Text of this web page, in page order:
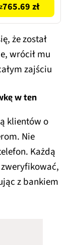
765.69 zł
że został
wrócił mu
zajściu
w ten
klientów o
Nie
Każdą
z bankiem